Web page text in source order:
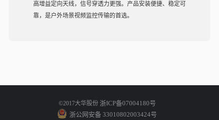
高增益定向天线，信号穿透力更强。产品安装便捷、稳定可
靠，是户外场景视频监控传输的首选。
©2017大华股份 浙ICP备07004180号
浙公网安备 33010802003424号